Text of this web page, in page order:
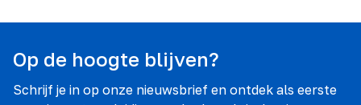
Op de hoogte blijven?
Schrijf je in op onze nieuwsbrief en ontdek als eerste